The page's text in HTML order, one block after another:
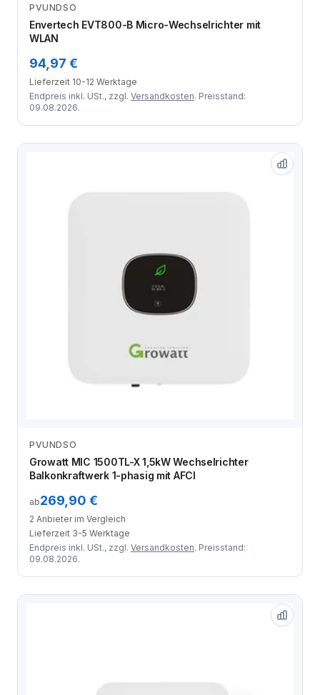
PVUNDSO
Envertech EVT800-B Micro-Wechselrichter mit
WLAN
94,97 €
Lieferzeit 10-12 Werktage
Endpreis inkl. USt., zzgl. Versandkosten. Preisstand:
09.08.2026.
PVUNDSO
Growatt MIC 1500TL-X 1,5kW Wechselrichter
Balkonkraftwerk 1-phasig mit AFCI
ab269,90 €
2 Anbieter im Vergleich
Lieferzeit 3-5 Werktage
Endpreis inkl. USt., zzgl. Versandkosten. Preisstand:
09.08.2026.